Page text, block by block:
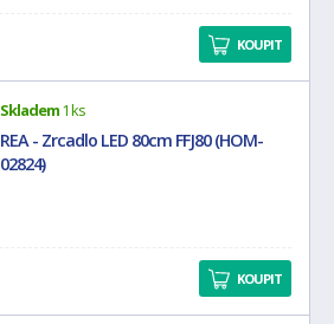
KOUPIT
Skladem1 ks
REA - Zrcadlo LED 80cm FFJ80 (HOM-
02824)
KOUPIT